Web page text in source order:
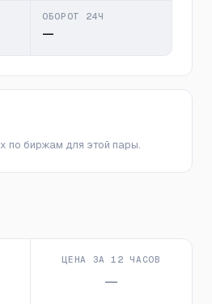
ОБОРОТ 24Ч
—
по биржам для этой пары.
ЦЕНА ЗА 12 ЧАСОВ
—